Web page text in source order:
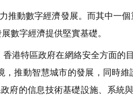
動數字經濟發展。而其中一
數字經濟提供堅實基礎。
港特區政府在網絡安全方面的
推動智慧城市的發展，同時
府的信息技術基礎設施、系統